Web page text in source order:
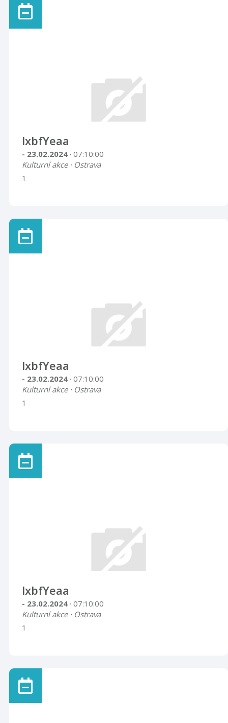
lxbfYeaa
- 23.02.2024 · 07:10:00
Kulturní akce · Ostrava
1
lxbfYeaa
- 23.02.2024 · 07:10:00
Kulturní akce · Ostrava
1
lxbfYeaa
- 23.02.2024 · 07:10:00
Kulturní akce · Ostrava
1